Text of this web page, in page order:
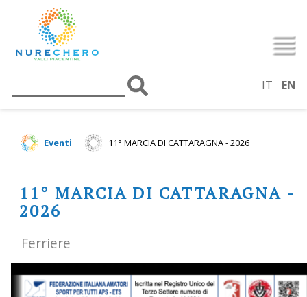
IT EN
Eventi 11° MARCIA DI CATTARAGNA - 2026
11° MARCIA DI CATTARAGNA -
2026
Ferriere